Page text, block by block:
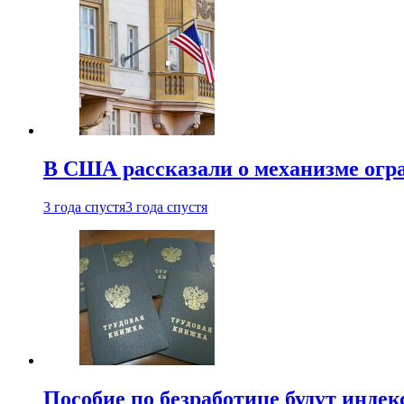
В США рассказали о механизме
3 года спустя3 года спустя
Пособие по безработице будут